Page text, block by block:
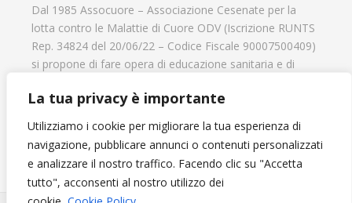
La tua privacy è importante
Utilizziamo i cookie per migliorare la tua esperienza di
navigazione, pubblicare annunci o contenuti personalizzati
e analizzare il nostro traffico. Facendo clic su "Accetta
tutto", acconsenti al nostro utilizzo dei
Dal 1985 Assocuore – Associazione Cesenate per la
lotta contro le Malattie di Cuore ODV (Iscrizione RUNTS
Rep. 34824 del 20/06/22 – Codice Fiscale 90007500409)
si propone di fare opera di educazione sanitaria e di
psicofisico di tutti coloro che hanno un problema